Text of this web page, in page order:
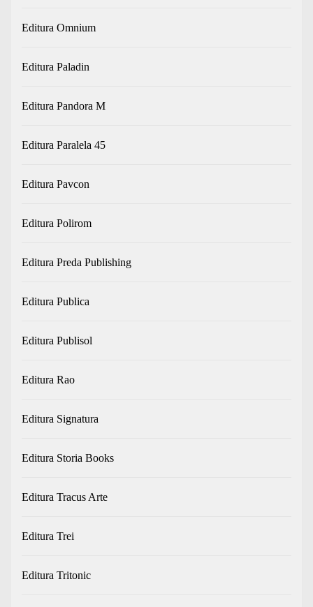
Editura Omnium
Editura Paladin
Editura Pandora M
Editura Paralela 45
Editura Pavcon
Editura Polirom
Editura Preda Publishing
Editura Publica
Editura Publisol
Editura Rao
Editura Signatura
Editura Storia Books
Editura Tracus Arte
Editura Trei
Editura Tritonic